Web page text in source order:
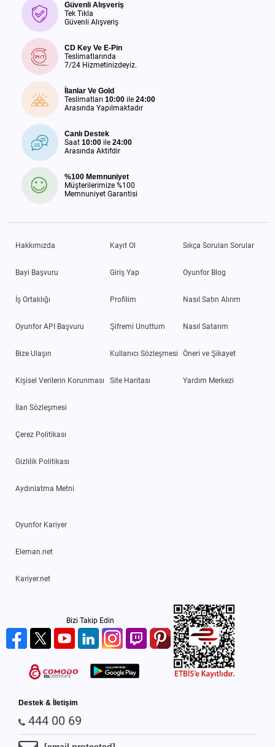
Güvenli Alışveriş
Tek Tıkla
Güvenli Alışveriş
CD Key Ve E-Pin
Teslimatlarında
7/24 Hizmetinizdeyiz.
İlanlar Ve Gold
Teslimatları 10:00 ile 24:00
Arasında Yapılmaktadır
Canlı Destek
Saat 10:00 ile 24:00
Arasında Aktifdir
%100 Memnuniyet
Müşterilerimize %100
Memnuniyet Garantisi
Hakkımızda
Bayi Başvuru
İş Ortaklığı
Oyunfor API Başvuru
Bize Ulaşın
Kişisel Verilerin Korunması
İlan Sözleşmesi
Çerez Politikası
Gizlilik Politikası
Aydınlatma Metni
Kayıt Ol
Giriş Yap
Profilim
Şifremi Unuttum
Kullanıcı Sözleşmesi
Site Haritası
Sıkça Sorulan Sorular
Oyunfor Blog
Nasıl Satın Alırım
Nasıl Satarım
Öneri ve Şikayet
Yardım Merkezi
Oyunfor Kariyer
Eleman.net
Kariyer.net
Bizi Takip Edin
Destek & İletişim
444 00 69